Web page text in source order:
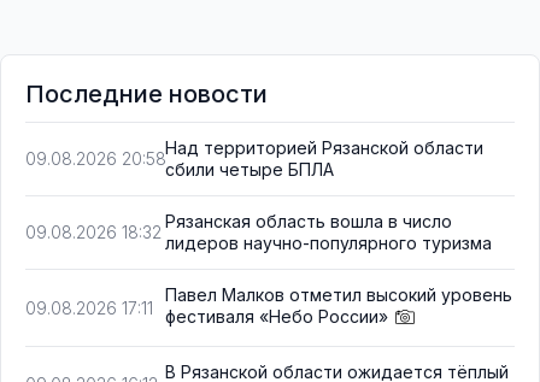
Последние новости
09.08.2026 20:58
Над территорией Рязанской области
сбили четыре БПЛА
09.08.2026 18:32
Рязанская область вошла в число
лидеров научно-популярного туризма
09.08.2026 17:11
Павел Малков отметил высокий уровень
фестиваля «Небо России»
В Рязанской области ожидается тёплый